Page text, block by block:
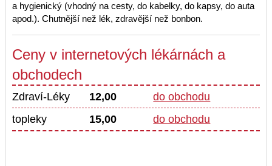
a hygienický (vhodný na cesty, do kabelky, do kapsy, do auta
apod.). Chutnější než lék, zdravější než bonbon.
Ceny v internetových lékárnách a
obchodech
Zdraví-Léky 12,00
do obchodu
topleky
15,00 do obchodu